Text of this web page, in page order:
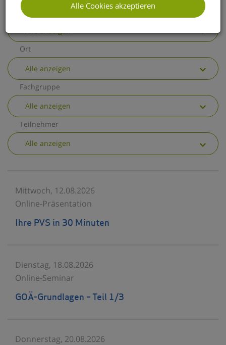
Alle Cookies akzeptieren
Thema
Alle anzeigen
Ort
Alle anzeigen
Fachgruppe
Alle anzeigen
Teilnehmer
Alle anzeigen
Mittwoch, 12.08.2026
Online-Präsentation
Ihre PVS in 30 Minuten
Dienstag, 18.08.2026
Online-Seminar
GOÄ-Grundlagen – Teil 1/3
Donnerstag, 20.08.2026